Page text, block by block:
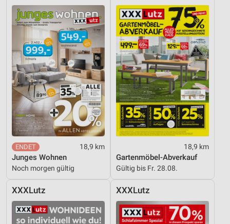
18,9 km
Junges Wohnen
Noch morgen gültig
18,9 km
Gartenmöbel-Abverkauf
Gültig bis Fr. 28.08.
XXXLutz XXXLutz